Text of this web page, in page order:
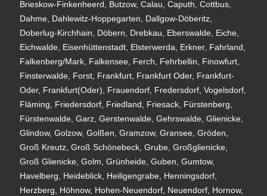
Brieskow-Finkenheerd, Butzow, Calau, Caputh, Cottbus,
Dahme, Dahlewitz-Hoppegarten, Dallgow-Döberitz,
Doberlug-Kirchhain, Döbern, Drebkau, Eberswalde, Eiche,
Eichwalde, Eisenhüttenstadt, Elsterwerda, Erkner, Fahrland,
Falkenberg/Mark, Falkensee, Ferch, Fehrbellin, Finowfurt,
Finsterwalde, Forst, Frankfurt, Frankfurt Oder, Frankfurt-
Oder, Frankfurt(Oder), Frauendorf, Fredersdorf, Vogelsdorf,
Fläming, Friedersdorf, Friedland, Friesack, Fürstenberg,
Fürstenwalde, Garz, Gerstenwalde, Gehrswalde, Glienicke,
Glindow, Golzow, Golßen, Gramzow, Gransee, Gröden,
Groß Kreutz, Groß Schönebeck, Grube, Großglienicke,
Groß Glienicke, Golm, Grünheide, Guben, Gumtow,
Havelberg, Heideblick, Heiligengrabe, Henningsdorf,
Herzberg, Höhnow, Hohen-Neuendorf, Neuendorf, Hornow,